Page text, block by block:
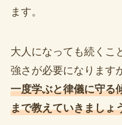
ます。
大人になっても続くこ
強さが必要になります
一度学ぶと律儀に守る
まで教えていきましょ